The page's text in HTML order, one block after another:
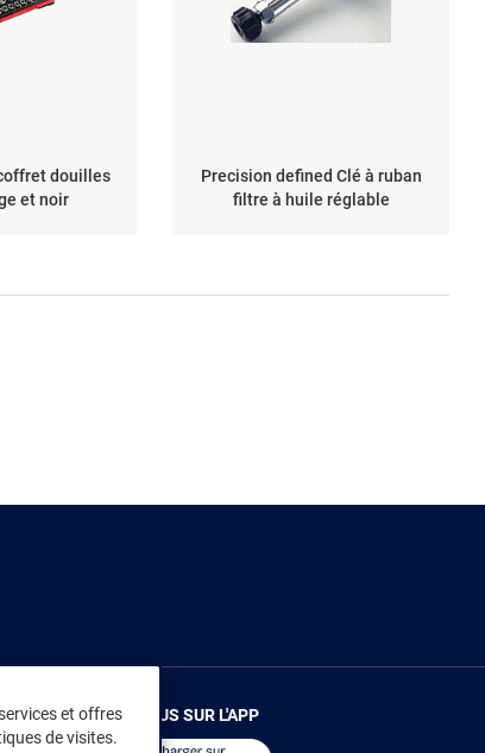
douilles
et noir
Precision defined Clé à ruban
filtre à huile réglable
et offres
de visites.
RENDEZ-VOUS SUR L'APP